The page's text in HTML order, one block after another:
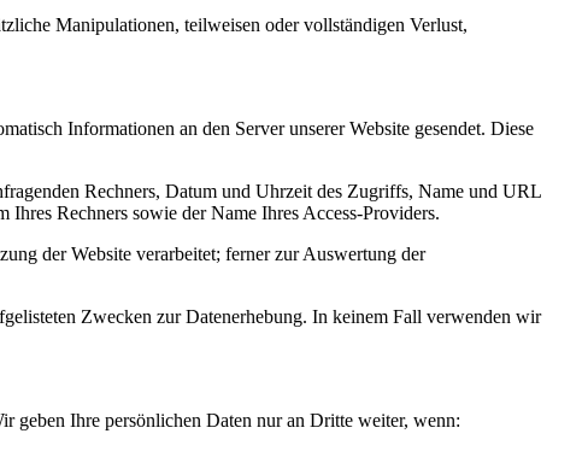
Manipulationen, teilweisen oder vollständigen Verlust,
Informationen an den Server unserer Website gesendet. Diese
Rechners, Datum und Uhrzeit des Zugriffs, Name und URL
Rechners sowie der Name Ihres Access-Providers.
der Website verarbeitet; ferner zur Auswertung der
Zwecken zur Datenerhebung. In keinem Fall verwenden wir
geben Ihre persönlichen Daten nur an Dritte weiter, wenn: